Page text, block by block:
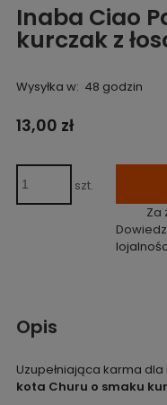
Inaba Ciao
kurczak z
Wysyłka w: 48 godzin
13,00 zł
szt.
Za
Opis
Uzupełniająca karma dla
kota Churu o smaku